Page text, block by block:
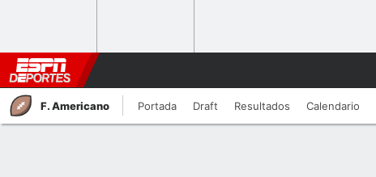
F. Americano Portada Draft Resultados Calendario